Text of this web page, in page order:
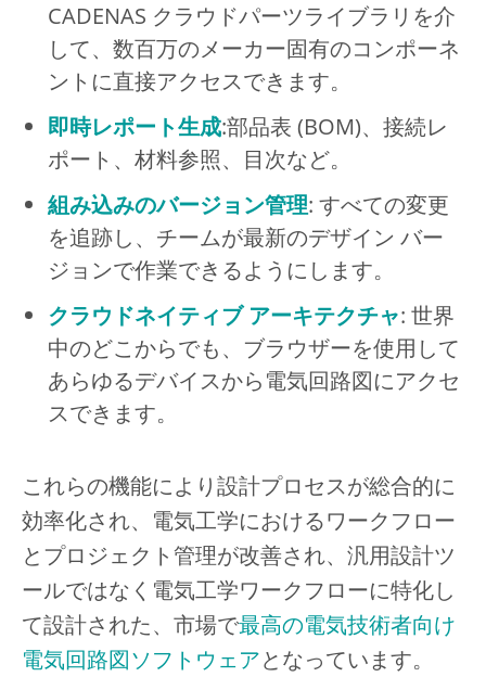
CADENAS クラウドパーツライブラリを介
して、数百万のメーカー固有のコンポーネ
ントに直接アクセスできます。
即時レポート生成:部品表 (BOM)、接続レ
ポート、材料参照、目次など。
組み込みのバージョン管理: すべての変更
を追跡し、チームが最新のデザイン バー
ジョンで作業できるようにします。
クラウドネイティブ アーキテクチャ: 世界
中のどこからでも、ブラウザーを使用して
あらゆるデバイスから電気回路図にアクセ
スできます。
これらの機能により設計プロセスが総合的に
効率化され、電気工学におけるワークフロー
とプロジェクト管理が改善され、汎用設計ツ
ールではなく電気工学ワークフローに特化し
て設計された、市場で最高の電気技術者向け
電気回路図ソフトウェアとなっています。